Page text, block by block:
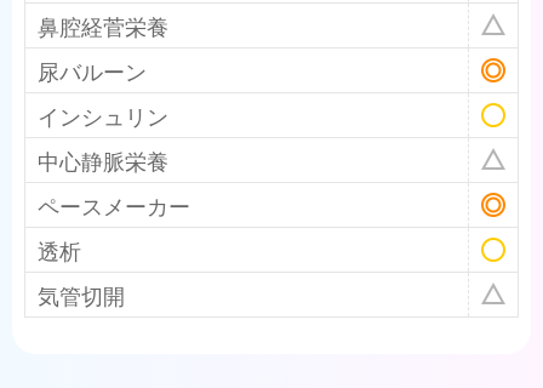
鼻腔経菅栄養
尿バルーン
インシュリン
中心静脈栄養
ペースメーカー
透析
気管切開